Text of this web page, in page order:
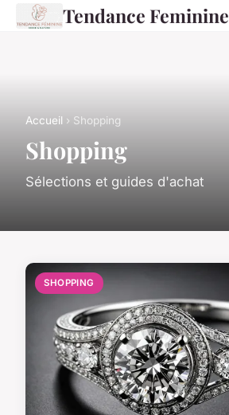
Tendance Feminine
Accueil › Shopping
Shopping
Sélections et guides d'achat
SHOPPING